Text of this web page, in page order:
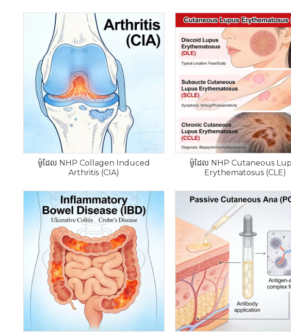
ម៉ូដែល NHP Collagen Induced
Arthritis (CIA)
ម៉ូដែល NHP Cutaneous
Erythematosus (CLE)